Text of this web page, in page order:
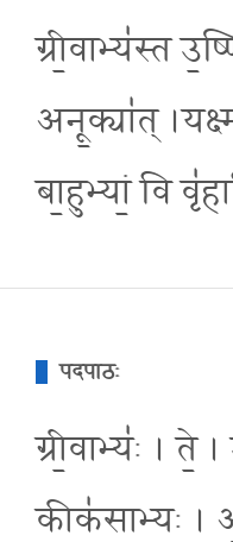
ग्री॒वाभ्य॑स्त
अनू॒क्या॑त्
बा॒हुभ्यां॒ वि
पदपाठः
ग्री॒वाभ्यः॑ । ते॒
कीक॑साभ्यः ।